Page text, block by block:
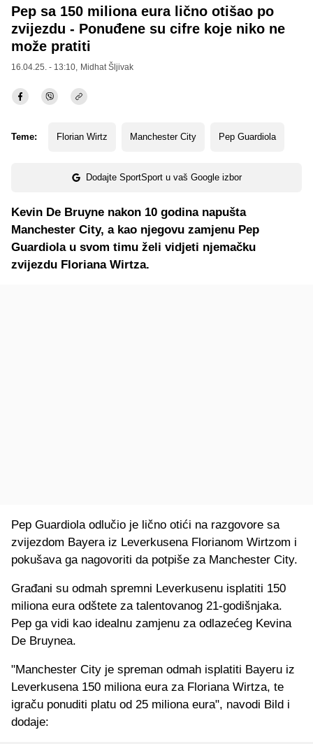
Pep sa 150 miliona eura lično otišao po
zvijezdu - Ponuđene su cifre koje niko ne
može pratiti
16.04.25. - 13:10, Midhat Šljivak
Teme: Florian Wirtz Manchester City Pep Guardiola
Dodajte SportSport u vaš Google izbor
Kevin De Bruyne nakon 10 godina napušta
Manchester City, a kao njegovu zamjenu Pep
Guardiola u svom timu želi vidjeti njemačku
zvijezdu Floriana Wirtza.
Pep Guardiola odlučio je lično otići na razgovore sa
zvijezdom Bayera iz Leverkusena Florianom Wirtzom i
pokušava ga nagovoriti da potpiše za Manchester City.
Građani su odmah spremni Leverkusenu isplatiti 150
miliona eura odštete za talentovanog 21-godišnjaka.
Pep ga vidi kao idealnu zamjenu za odlazećeg Kevina
De Bruynea.
"Manchester City je spreman odmah isplatiti Bayeru iz
Leverkusena 150 miliona eura za Floriana Wirtza, te
igraču ponuditi platu od 25 miliona eura", navodi Bild i
dodaje: